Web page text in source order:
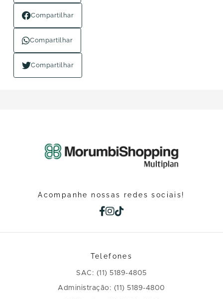
Compartilhar
Compartilhar
Compartilhar
Acompanhe nossas redes sociais!
Telefones
SAC: (11) 5189-4805
Administração: (11) 5189-4800